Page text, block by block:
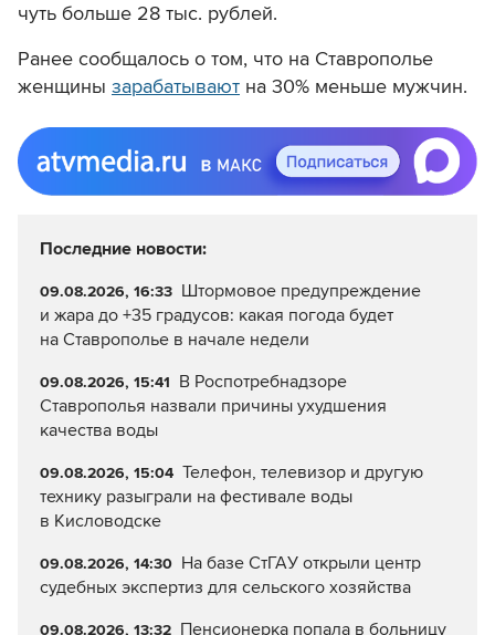
чуть больше 28 тыс. рублей.
Ранее сообщалось о том, что на Ставрополье
женщины зарабатывают на 30% меньше мужчин.
Последние новости:
09.08.2026, 16:33 Штормовое предупреждение
и жара до +35 градусов: какая погода будет
на Ставрополье в начале недели
09.08.2026, 15:41 В Роспотребнадзоре
Ставрополья назвали причины ухудшения
качества воды
09.08.2026, 15:04 Телефон, телевизор и другую
технику разыграли на фестивале воды
в Кисловодске
09.08.2026, 14:30 На базе СтГАУ открыли центр
судебных экспертиз для сельского хозяйства
09.08.2026, 13:32 Пенсионерка попала в больницу